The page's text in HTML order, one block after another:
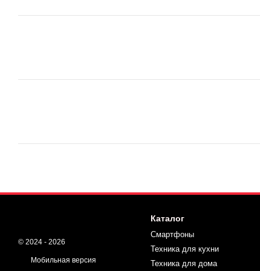
© 2024 - 2026
Мобильная версия
Каталог
Смартфоны
Техника для кухни
Техника для дома